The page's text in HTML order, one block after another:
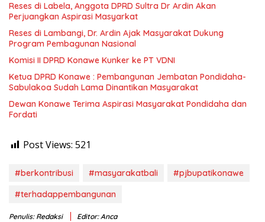
Reses di Labela, Anggota DPRD Sultra Dr Ardin Akan
Perjuangkan Aspirasi Masyarkat
Reses di Lambangi, Dr. Ardin Ajak Masyarakat Dukung
Program Pembagunan Nasional
Komisi II DPRD Konawe Kunker ke PT VDNI
Ketua DPRD Konawe : Pembangunan Jembatan Pondidaha-
Sabulakoa Sudah Lama Dinantikan Masyarakat
Dewan Konawe Terima Aspirasi Masyarakat Pondidaha dan
Fordati
Post Views: 521
#berkontribusi #masyarakatbali
#pjbupatikonawe
#terhadappembangunan
Penulis: Redaksi Editor: Anca